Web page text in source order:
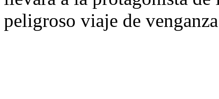
peligroso viaje de